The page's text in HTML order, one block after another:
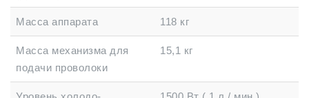
Масса аппарата 118 кг
Масса механизма для
подачи проволоки
15,1 кг